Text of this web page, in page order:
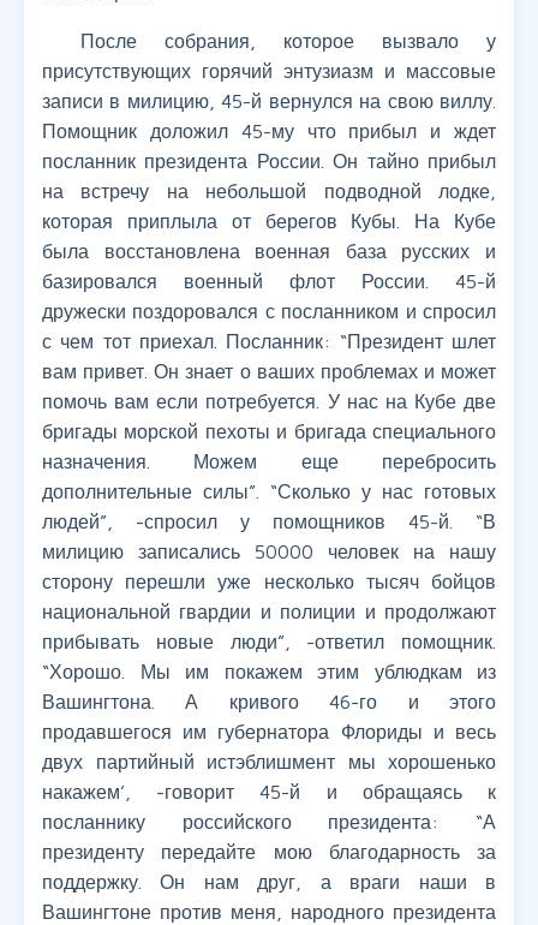
После собрания, которое вызвало у
присутствующих горячий энтузиазм и массовые
записи в милицию, 45-й вернулся на свою виллу.
Помощник доложил 45-му что прибыл и ждет
посланник президента России. Он тайно прибыл
на встречу на небольшой подводной лодке,
которая приплыла от берегов Кубы. На Кубе
была восстановлена военная база русских и
базировался военный флот России. 45-й
дружески поздоровался с посланником и спросил
с чем тот приехал. Посланник: “Президент шлет
вам привет. Он знает о ваших проблемах и может
помочь вам если потребуется. У нас на Кубе две
бригады морской пехоты и бригада специального
назначения. Можем еще перебросить
дополнительные силы”. “Сколько у нас готовых
людей”, -спросил у помощников 45-й. “В
милицию записались 50000 человек на нашу
сторону перешли уже несколько тысяч бойцов
национальной гвардии и полиции и продолжают
прибывать новые люди”, -ответил помощник.
“Хорошо. Мы им покажем этим ублюдкам из
Вашингтона. А кривого 46-го и этого
продавшегося им губернатора Флориды и весь
двух партийный истэблишмент мы хорошенько
накажем’, -говорит 45-й и обращаясь к
посланнику российского президента: “А
президенту передайте мою благодарность за
поддержку. Он нам друг, а враги наши в
Вашингтоне против меня, народного президента